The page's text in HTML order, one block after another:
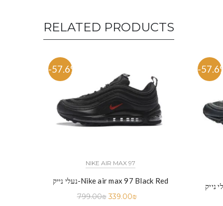
RELATED PRODUCTS
-57.6%
NIKE AIR MAX 97
נעלי נייק-Nike air max 97 Black Red
799.00₪ 339.00₪
-57.6%